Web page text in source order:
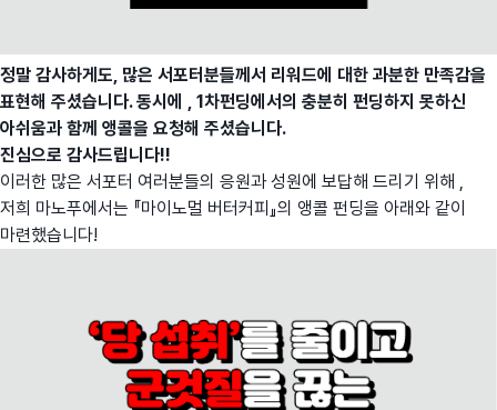
정말 감사하게도, 많은 서포터분들께서 리워드에 대한 과분한 만족감을
표현해 주셨습니다. 동시에 , 1차펀딩에서의 충분히 펀딩하지 못하신
아쉬움과 함께 앵콜을 요청해 주셨습니다.
진심으로 감사드립니다!!
이러한 많은 서포터 여러분들의 응원과 성원에 보답해 드리기 위해 ,
저희 마노푸에서는 『마이노멀 버터커피』의 앵콜 펀딩을 아래와 같이
마련했습니다!